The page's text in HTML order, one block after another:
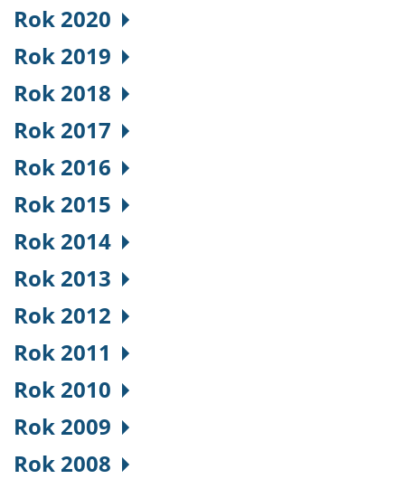
Rok 2020
Rok 2019
Rok 2018
Rok 2017
Rok 2016
Rok 2015
Rok 2014
Rok 2013
Rok 2012
Rok 2011
Rok 2010
Rok 2009
Rok 2008